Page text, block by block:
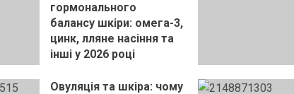
гормонального
балансу шкіри: омега-3,
цинк, лляне насіння та
інші у 2026 році
Овуляція та шкіра: чому